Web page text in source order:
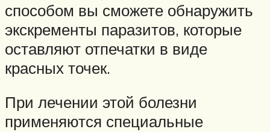
способом вы сможете обнаружить
экскременты паразитов, которые
оставляют отпечатки в виде
красных точек.
При лечении этой болезни
применяются специальные